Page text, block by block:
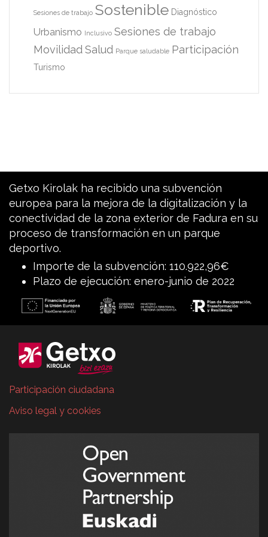
Sesiones de trabajo Sostenible Diagnóstico
Urbanismo Inclusivo Sesiones de trabajo
Movilidad Salud Parque saludable Participación
Turismo
Getxo Kirolak ha recibido una subvención
europea para la mejora de la digitalización y la
conectividad de la zona exterior de Fadura en su
proceso de transformación en un parque
deportivo.
Importe de la subvención: 110.922,96€
Plazo de ejecución: enero-junio de 2022
Participación ciudadana
Aviso legal y cookies